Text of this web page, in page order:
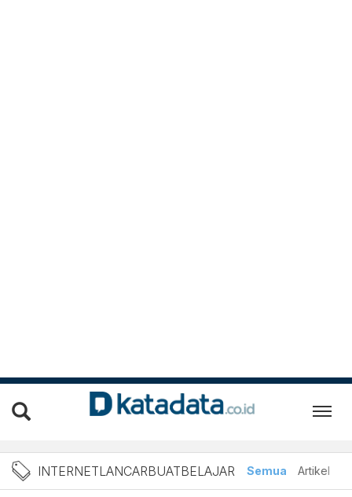
BeritaINTERNETLANCARBUATBELAJAR Semua Artikel